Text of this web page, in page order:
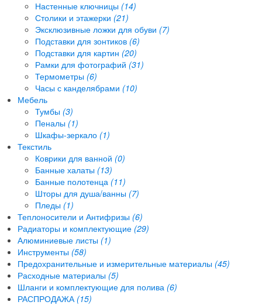
Настенные ключницы (14)
Столики и этажерки (21)
Эксклюзивные ложки для обуви (7)
Подставки для зонтиков (6)
Подставки для картин (20)
Рамки для фотографий (31)
Термометры (6)
Часы с канделябрами (10)
Мебель
Тумбы (3)
Пеналы (1)
Шкафы-зеркало (1)
Текстиль
Коврики для ванной (0)
Банные халаты (13)
Банные полотенца (11)
Шторы для душа/ванны (7)
Пледы (1)
Теплоносители и Антифризы (6)
Радиаторы и комплектующие (29)
Алюминиевые листы (1)
Инструменты (58)
Предохранительные и измерительные материалы (45)
Расходные материалы (5)
Шланги и комплектующие для полива (6)
РАСПРОДАЖА (15)